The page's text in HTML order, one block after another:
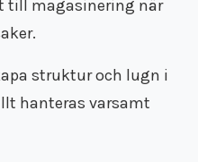
till magasinering när
struktur och lugn i
hanteras varsamt